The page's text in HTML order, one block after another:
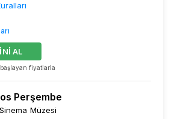
fiyatlarla
AL
Perşembe
Müzesi